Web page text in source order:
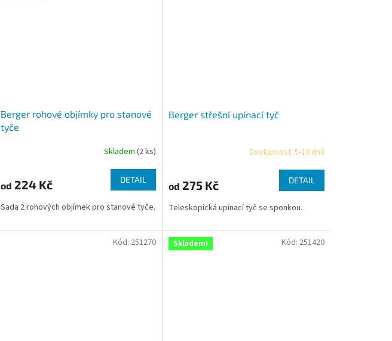
Berger rohové objímky pro stanové
tyče
Skladem (2 ks)
od 224 Kč DETAIL
Sada 2 rohových objímek pro stanové tyče.
Berger střešní upínací tyč
Dostupnost: 5-10 dnů
od 275 Kč DETAIL
Teleskopická upínací tyč se sponkou.
Kód: 251270 Skladem! Kód: 251420